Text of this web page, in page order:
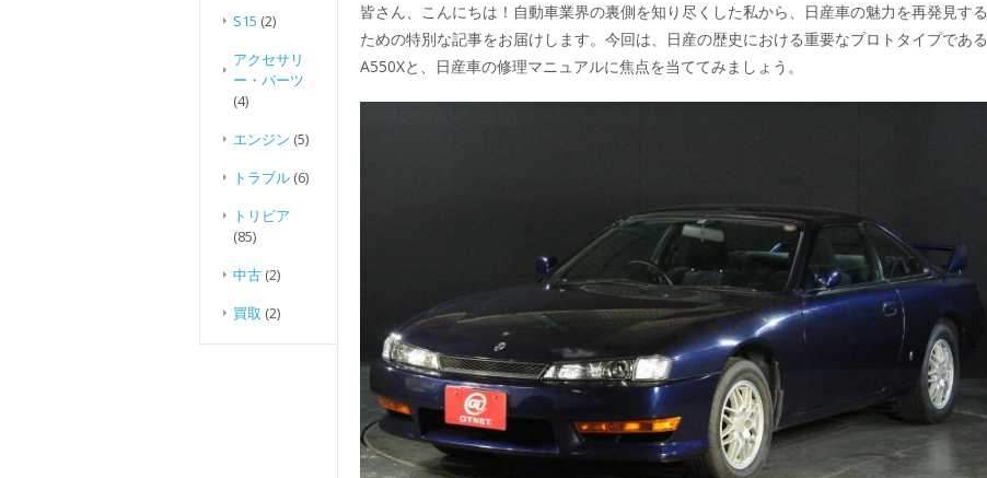
S15 (2)
アクセサリ
ー・パーツ
(4)
エンジン (5)
トラブル (6)
トリビア
(85)
中古 (2)
買取 (2)
皆さん、こんにちは！自動車業界の裏側を知り尽くした私から、日産車の魅力を再発見する
ための特別な記事をお届けします。今回は、日産の歴史における重要なプロトタイプである
A550Xと、日産車の修理マニュアルに焦点を当ててみましょう。